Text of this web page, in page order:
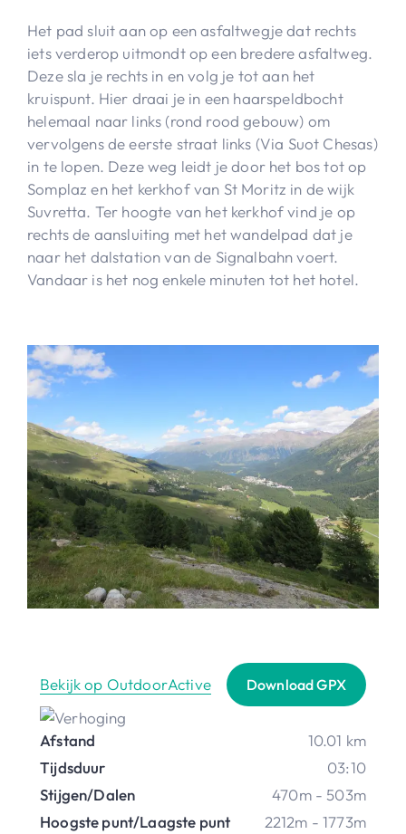
Het pad sluit aan op een asfaltwegje dat rechts
iets verderop uitmondt op een bredere asfaltweg.
Deze sla je rechts in en volg je tot aan het
kruispunt. Hier draai je in een haarspeldbocht
helemaal naar links (rond rood gebouw) om
vervolgens de eerste straat links (Via Suot Chesas)
in te lopen. Deze weg leidt je door het bos tot op
Somplaz en het kerkhof van St Moritz in de wijk
Suvretta. Ter hoogte van het kerkhof vind je op
rechts de aansluiting met het wandelpad dat je
naar het dalstation van de Signalbahn voert.
Vandaar is het nog enkele minuten tot het hotel.
Bekijk op OutdoorActive Download GPX
Afstand
10.01 km
Tijdsduur
03:10
Stijgen/Dalen
470m - 503m
Hoogste punt/Laagste punt
2212m - 1773m